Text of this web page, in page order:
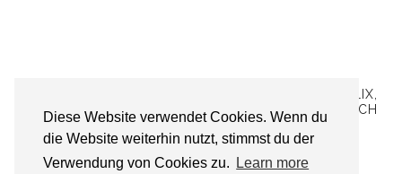
Diese Website verwendet Cookies. Wenn du
die Website weiterhin nutzt, stimmst du der
Verwendung von Cookies zu.
Learn more
5 KOREAN DRAMA AUF NETFLIX,
DIE FANTASTISCH-ROMANTISCH
UND ERNSTER SIND!